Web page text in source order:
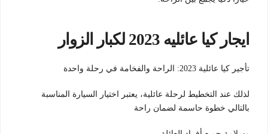
ايجار كيا عائليه 2023 لكبار الزوار
تأجير كيا عائلية 2023: الراحة والفخامة في رحلة واحدة
لذلك عند التخطيط لرحلة عائلية، يعتبر اختيار السيارة المناسبة
بالتالي خطوة حاسمة لضمان راحة